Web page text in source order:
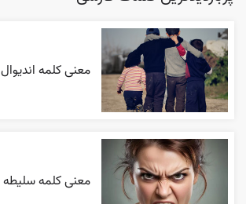
معنی کلمه اندیوال
معنی کلمه سلیطه